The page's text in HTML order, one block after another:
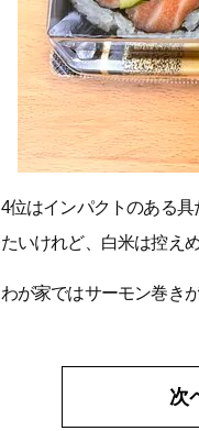
4位はインパクトのある
たいけれど、白米は控え
わが家ではサーモン巻き
次